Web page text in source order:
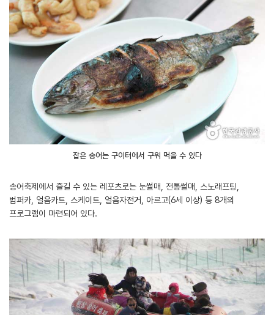
잡은 송어는 구이터에서 구워 먹을 수 있다
송어축제에서 즐길 수 있는 레포츠로는 눈썰매, 전통썰매, 스노래프팅,
범퍼카, 얼음카트, 스케이트, 얼음자전거, 아르고(6세 이상) 등 8개의
프로그램이 마련되어 있다.